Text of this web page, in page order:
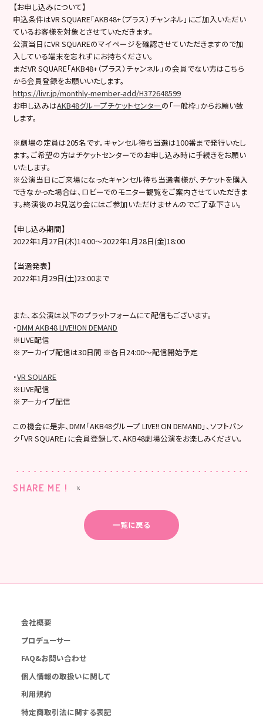
【お申し込みについて】
申込条件はVR SQUARE「AKB48+（プラス）チャンネル」にご加入いただい
ているお客様を対象とさせていただきます。
公演当日にVR SQUAREのマイページを確認させていただきますので加
入している端末を忘れずにお持ちください。
まだVR SQUARE「AKB48+（プラス）チャンネル」の会員でない方はこちら
から会員登録をお願いいたします。
https://livr.jp/monthly-member-add/H372648599
お申し込みはAKB48グループチケットセンターの「一般枠」からお願い致
します。
※劇場の定員は205名です。キャンセル待ち当選は100番まで発行いたし
ます。ご希望の方はチケットセンターでのお申し込み時に手続きをお願い
いたします。
※公演当日にご来場になったキャンセル待ち当選者様が、チケットを購入
できなかった場合は、ロビーでのモニター観覧をご案内させていただきま
す。終演後のお見送り会にはご参加いただけませんのでご了承下さい。
【申し込み期間】
2022年1月27日(木)14:00～2022年1月28日(金)18:00
【当選発表】
2022年1月29日(土)23:00まで
また、本公演は以下のプラットフォームにて配信もございます。
・DMM AKB48 LIVE!!ON DEMAND
※LIVE配信
※アーカイブ配信は30日間 ※各日24:00～配信開始予定
・VR SQUARE
※LIVE配信
※アーカイブ配信
この機会に是非、DMM「AKB48グループ LIVE!! ON DEMAND」、ソフトバン
ク「VR SQUARE」に会員登録して、AKB48劇場公演をお楽しみください。
SHARE ME !
一覧に戻る
会社概要
プロデューサー
FAQ&お問い合わせ
個人情報の取扱いに関して
利用規約
特定商取引法に関する表記